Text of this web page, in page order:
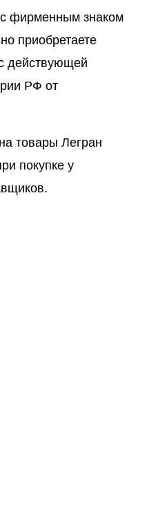
с фирменным знаком
приобретаете
действующей
РФ от
товары Легран
покупке у